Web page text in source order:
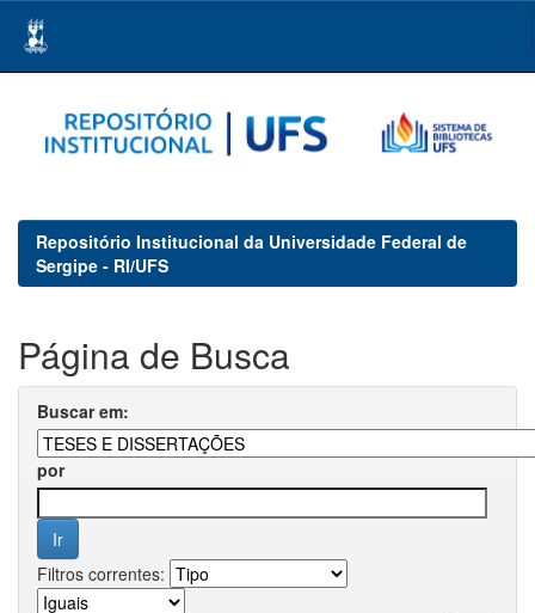
navigation
Repositório Institucional da Universidade Federal de
Sergipe - RI/UFS
Página de Busca
Buscar em:
por
Filtros correntes: